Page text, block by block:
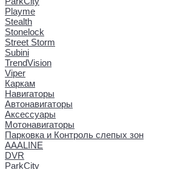
Playme
Stealth
Stonelock
Street Storm
Subini
TrendVision
Viper
Каркам
Навигаторы
Автонавигаторы
Аксессуары
Мотонавигаторы
Парковка и Контроль слепых зон
AAALINE
DVR
ParkCity